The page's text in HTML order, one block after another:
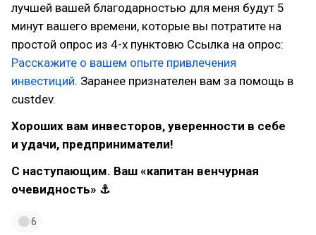
лучшей вашей благодарностью для меня будут 5
минут вашего времени, которые вы потратите на
простой опрос из 4-х пунктовю Ссылка на опрос:
Расскажите о вашем опыте привлечения
инвестиций. Заранее признателен вам за помощь в
custdev.
Хороших вам инвесторов, уверенности в себе
и удачи, предприниматели!
С наступающим. Ваш «капитан венчурная
очевидность» ⚓
6